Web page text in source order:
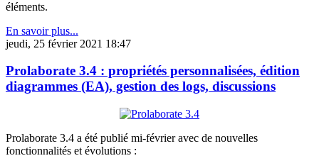
éléments.
En savoir plus...
jeudi, 25 février 2021 18:47
Prolaborate 3.4 : propriétés personnalisées, édition
diagrammes (EA), gestion des logs, discussions
Prolaborate 3.4 a été publié mi-février avec de nouvelles
fonctionnalités et évolutions :